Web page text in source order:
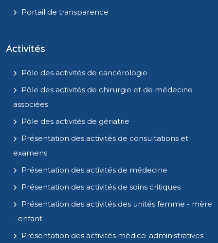
Portail de transparence
Activités
Pôle des activités de cancérologie
Pôle des activités de chirurgie et de médecine
associées
Pôle des activités de gériatrie
Présentation des activités de consultations et
examens
Présentation des activités de médecine
Présentation des activités de soins critiques
Présentation des activités des unités femme - mère
- enfant
Présentation des activités médico-administratives